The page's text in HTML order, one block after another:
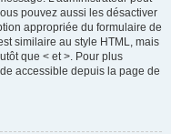
pouvez aussi les désactiver
appropriée du formulaire de
similaire au style HTML, mais
que < et >. Pour plus
accessible depuis la page de